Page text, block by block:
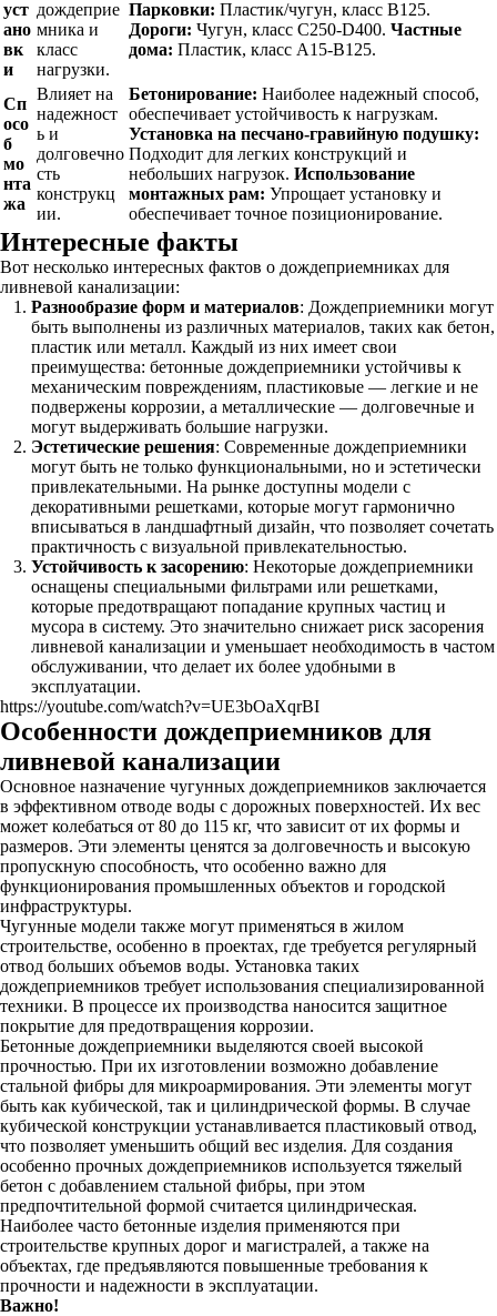
уст
ано
вк
и
дождеприе
мника и
класс
нагрузки.
Парковки: Пластик/чугун, класс B125.
Дороги: Чугун, класс C250-D400. Частные
дома: Пластик, класс A15-B125.
Сп
осо
б
мо
нта
жа
Влияет на
надежност
ь и
долговечно
сть
конструкц
ии.
Бетонирование: Наиболее надежный способ,
обеспечивает устойчивость к нагрузкам.
Установка на песчано-гравийную подушку:
Подходит для легких конструкций и
небольших нагрузок. Использование
монтажных рам: Упрощает установку и
обеспечивает точное позиционирование.
Интересные факты
Вот несколько интересных фактов о дождеприемниках для
ливневой канализации:
Разнообразие форм и материалов: Дождеприемники могут
быть выполнены из различных материалов, таких как бетон,
пластик или металл. Каждый из них имеет свои
преимущества: бетонные дождеприемники устойчивы к
механическим повреждениям, пластиковые — легкие и не
подвержены коррозии, а металлические — долговечные и
могут выдерживать большие нагрузки.
Эстетические решения: Современные дождеприемники
могут быть не только функциональными, но и эстетически
привлекательными. На рынке доступны модели с
декоративными решетками, которые могут гармонично
вписываться в ландшафтный дизайн, что позволяет сочетать
практичность с визуальной привлекательностью.
Устойчивость к засорению: Некоторые дождеприемники
оснащены специальными фильтрами или решетками,
которые предотвращают попадание крупных частиц и
мусора в систему. Это значительно снижает риск засорения
ливневой канализации и уменьшает необходимость в частом
обслуживании, что делает их более удобными в
эксплуатации.
https://youtube.com/watch?v=UE3bOaXqrBI
Особенности дождеприемников для
ливневой канализации
Основное назначение чугунных дождеприемников заключается
в эффективном отводе воды с дорожных поверхностей. Их вес
может колебаться от 80 до 115 кг, что зависит от их формы и
размеров. Эти элементы ценятся за долговечность и высокую
пропускную способность, что особенно важно для
функционирования промышленных объектов и городской
инфраструктуры.
Чугунные модели также могут применяться в жилом
строительстве, особенно в проектах, где требуется регулярный
отвод больших объемов воды. Установка таких
дождеприемников требует использования специализированной
техники. В процессе их производства наносится защитное
покрытие для предотвращения коррозии.
Бетонные дождеприемники выделяются своей высокой
прочностью. При их изготовлении возможно добавление
стальной фибры для микроармирования. Эти элементы могут
быть как кубической, так и цилиндрической формы. В случае
кубической конструкции устанавливается пластиковый отвод,
что позволяет уменьшить общий вес изделия. Для создания
особенно прочных дождеприемников используется тяжелый
бетон с добавлением стальной фибры, при этом
предпочтительной формой считается цилиндрическая.
Наиболее часто бетонные изделия применяются при
строительстве крупных дорог и магистралей, а также на
объектах, где предъявляются повышенные требования к
прочности и надежности в эксплуатации.
Важно!